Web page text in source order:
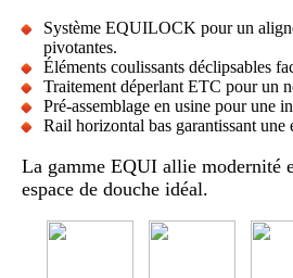
Système EQUILOCK pour un
pivotantes.
Éléments coulissants déclipsables
Traitement déperlant ETC pour un
Pré-assemblage en usine pour une
Rail horizontal bas garantissant une
La gamme EQUI allie modernité
espace de douche idéal.